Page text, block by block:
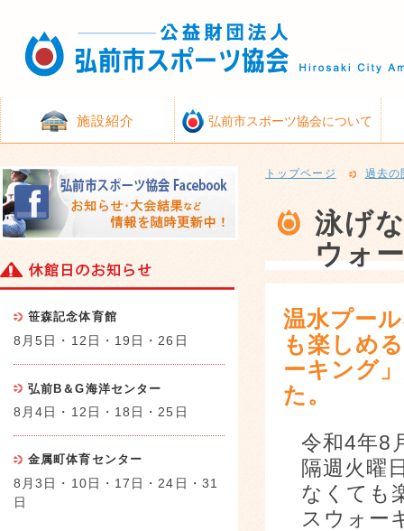
施設紹介 弘前市スポーツ協会について
トップページ 過去の
泳げ
ウォ
温水プー
も楽しめ
ーキング
た。
令和4年8
隔週火曜
なくても
スウォー
笹森記念体育館
8月5日・12日・19日・26日
弘前B＆G海洋センター
8月4日・12日・18日・25日
金属町体育センター
8月3日・10日・17日・24日・31
日